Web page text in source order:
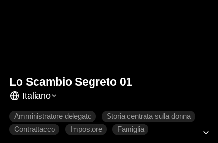
Lo Scambio Segreto 01
Italiano
Amministratore delegato
Storia centrata sulla donna
Contrattacco
Impostore
Famiglia